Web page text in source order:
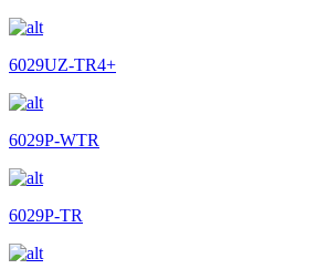
6029UZ-TR4+
6029P-WTR
6029P-TR